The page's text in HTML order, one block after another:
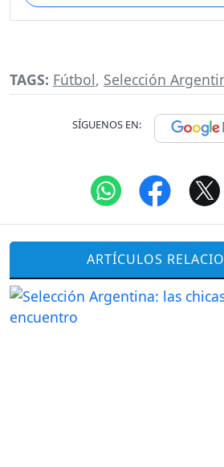
TAGS: Fútbol, Selección
SÍGUENOS EN:
ARTÍCULOS